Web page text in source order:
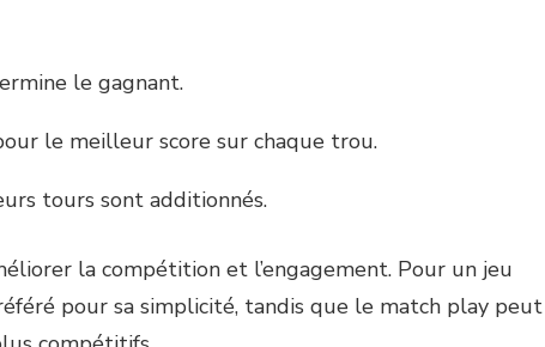
le gagnant.
le meilleur score sur chaque trou.
tours sont additionnés.
la compétition et l’engagement. Pour un jeu
pour sa simplicité, tandis que le match play peut